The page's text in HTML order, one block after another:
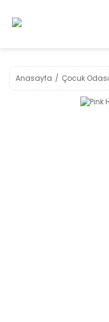
Anasayfa Çocuk Odası